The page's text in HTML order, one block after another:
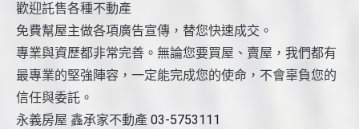
歡迎託售各種不動產
免費幫屋主做各項廣告宣傳，替您快速成交。
專業與資歷都非常完善。無論您要買屋、賣屋，我們都有
最專業的堅強陣容，一定能完成您的使命，不會辜負您的
信任與委託。
永義房屋 鑫承家不動產 03-5753111